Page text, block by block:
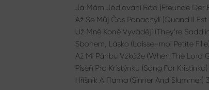
Já Mám Jódlování Rád (Freunde Der
Až Se Můj Čas Ponachýlí (Quand Il Est
Už Mně Koně Vyvádějí (They’re
Sbohem, Lásko (Laisse-moi Petite
Až Mi Pánbu Vzkáže (When The Lord
Píseň Pro Kristýnku (Song For Kristinka)
Hříšník A Fláma (Sinner And Slummer)